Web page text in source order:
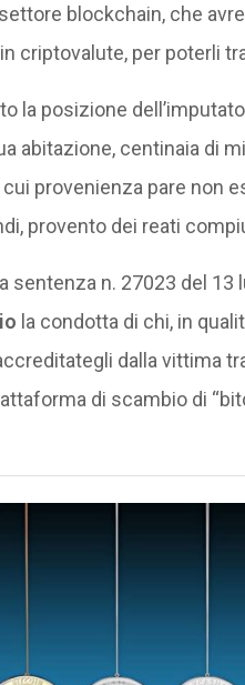
blockchain, che
criptovalute, per poterli
la posizione
abitazione, centinaia di
provenienza pare non
provento dei reati
sentenza n. 27023 del
la condotta di chi, in
dalla vittima
di scambio di